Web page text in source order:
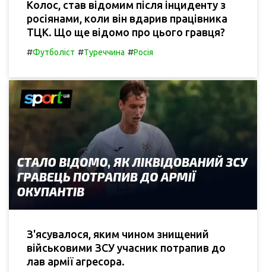
Колос, став відомим після інциденту з
росіянами, коли він вдарив працівника
ТЦК. Що ще відомо про цього гравця?
#Футболіст #Туреччина #Росія
З'ясувалося, яким чином знищений
військовими ЗСУ учасник потрапив до
лав армії агресора.